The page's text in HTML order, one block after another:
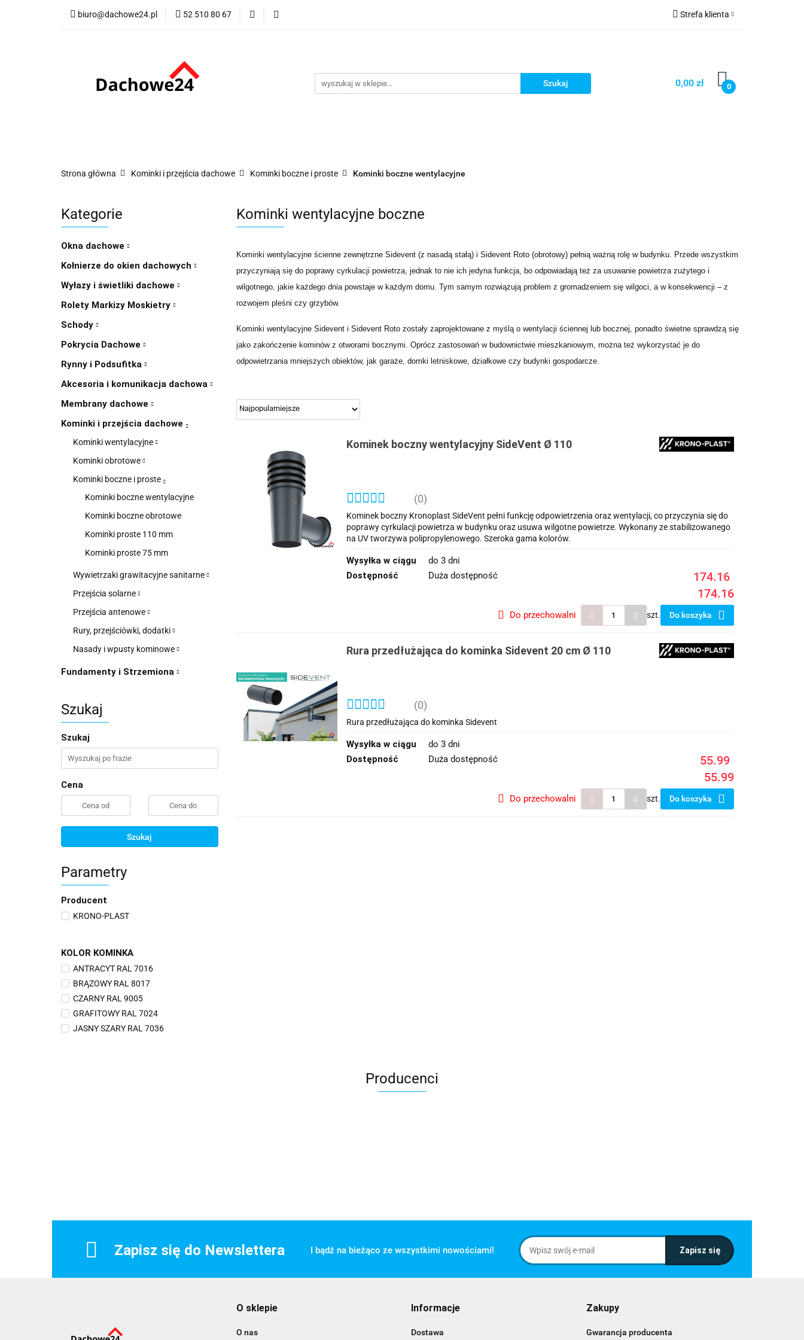
biuro@dachowe24.pl 52 510 80 67 Strefa klienta
Dodaj zgłoszenie
0,00 zł 0
Promocje Kontakt Bestsellery Odbiór osobisty Usługa montażu Blog Odbiór osobisty
Okna Rolety
Membrany
Strona główna Kominki i przejścia dachowe Kominki boczne i proste Kominki boczne wentylacyjne
Kategorie
Okna dachowe
Kołnierze do okien dachowych
Wyłazy i świetliki dachowe
Rolety Markizy Moskietry
Schody
Pokrycia Dachowe
Rynny i Podsufitka
Akcesoria i komunikacja dachowa
Membrany dachowe
Kominki i przejścia dachowe
Kominki wentylacyjne
Kominki obrotowe
Kominki boczne i proste
Kominki boczne wentylacyjne
Kominki boczne obrotowe
Kominki proste 110 mm
Kominki proste 75 mm
Wywietrzaki grawitacyjne sanitarne
Przejścia solarne
Przejścia antenowe
Rury, przejściówki, dodatki
Nasady i wpusty kominowe
Fundamenty i Strzemiona
Szukaj
Szukaj
Cena
Szukaj
Parametry
Producent
KRONO-PLAST
KOLOR KOMINKA
ANTRACYT RAL 7016
BRĄZOWY RAL 8017
CZARNY RAL 9005
GRAFITOWY RAL 7024
JASNY SZARY RAL 7036
Kominki wentylacyjne boczne
Kominki wentylacyjne ścienne zewnętrzneSidevent (z nasadą stałą) i Sidevent Roto (obrotowy) pełnią ważną rolę w budynku. Przede wszystkim
przyczyniają się do poprawy cyrkulacji powietrza, jednak to nie ich jedyna funkcja, bo odpowiadają też za usuwanie powietrza zużytego i
wilgotnego, jakie każdego dnia powstaje w każdym domu. Tym samym rozwiązują problem z gromadzeniem się wilgoci, a w konsekwencji – z
rozwojem pleśni czy grzybów.
Kominki wentylacyjne Sidevent i Sidevent Roto zostały zaprojektowane z myślą o wentylacji ściennej lub bocznej, ponadto świetne sprawdzą się
jako zakończenie kominów z otworami bocznymi. Oprócz zastosowań w budownictwie mieszkaniowym, można też wykorzystać je do
odpowietrzania mniejszych obiektów, jak garaże, domki letniskowe, działkowe czy budynki gospodarcze.
Kominek boczny wentylacyjny SideVent Ø 110
(0)
Kominek boczny Kronoplast SideVent pełni funkcję odpowietrzenia oraz wentylacji, co przyczynia się do
poprawy cyrkulacji powietrza w budynku oraz usuwa wilgotne powietrze. Wykonany ze stabilizowanego
na UV tworzywa polipropylenowego. Szeroka gama kolorów.
Wysyłka w ciągu
do 3 dni
Dostępność
Duża dostępność
174.16
174.16
szt. Do koszyka
Do przechowalni
Rura przedłużająca do kominka Sidevent 20 cm Ø 110
(0)
Rura przedłużająca do kominka Sidevent
Wysyłka w ciągu
do 3 dni
Dostępność
Duża dostępność
55.99
55.99
szt. Do koszyka
Do przechowalni
Producenci
Zapisz się do Newslettera I bądź na bieżąco ze wszystkimi nowościami!
O sklepie
O nas
Informacje
Dostawa
Zakupy
Gwarancja producenta